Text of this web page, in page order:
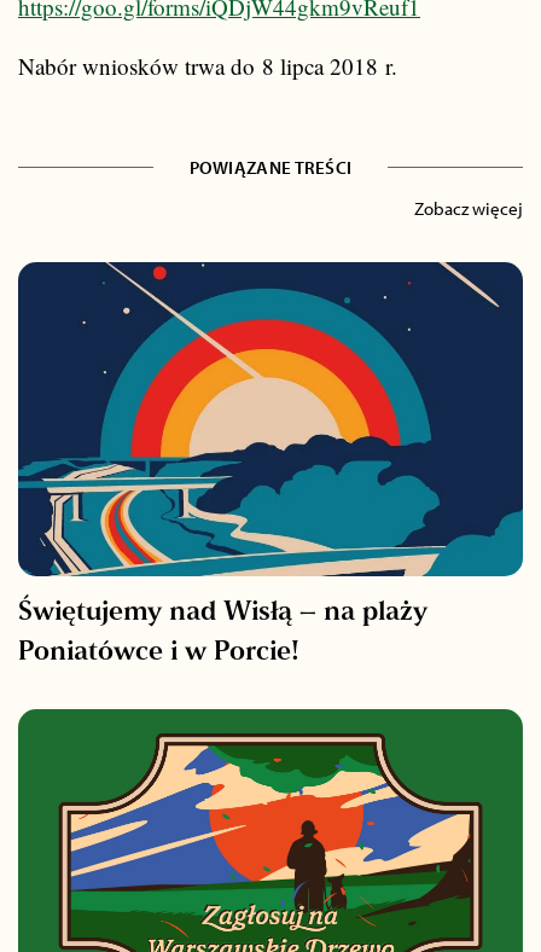
https://goo.gl/forms/iQDjW44gkm9vReuf1
Nabór wniosków trwa do 8 lipca 2018 r.
POWIĄZANE TREŚCI
Zobacz więcej
Świętujemy nad Wisłą – na plaży
Poniatówce i w Porcie!